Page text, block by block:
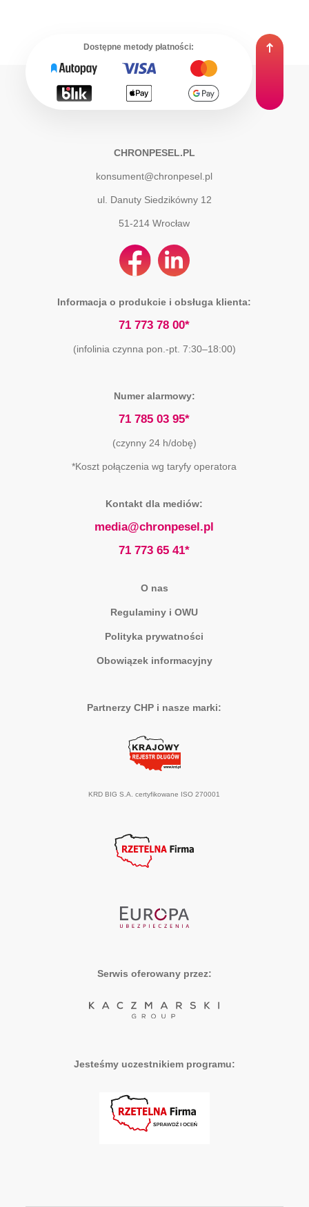
Dostępne metody płatności:
CHRONPESEL.PL
konsument@chronpesel.pl
ul. Danuty Siedzikówny 12
51-214 Wrocław
Informacja o produkcie i obsługa klienta:
71 773 78 00*
(infolinia czynna pon.-pt. 7:30–18:00)
Numer alarmowy:
71 785 03 95*
(czynny 24 h/dobę)
*Koszt połączenia wg taryfy operatora
Kontakt dla mediów:
media@chronpesel.pl
71 773 65 41*
O nas
Regulaminy i OWU
Polityka prywatności
Obowiązek informacyjny
Partnerzy CHP i nasze marki:
KRD BIG S.A. certyfikowane ISO 270001
Serwis oferowany przez:
Jesteśmy uczestnikiem programu: